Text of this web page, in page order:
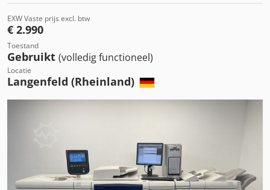
EXW Vaste prijs excl. btw
€ 2.990
Toestand
Gebruikt (volledig functioneel)
Locatie
Langenfeld (Rheinland)